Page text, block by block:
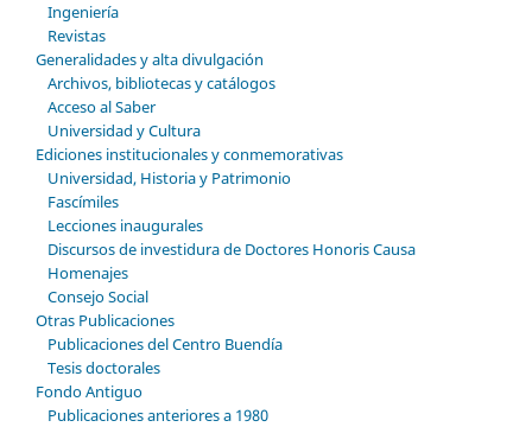
Ingeniería
Revistas
Generalidades y alta divulgación
Archivos, bibliotecas y catálogos
Acceso al Saber
Universidad y Cultura
Ediciones institucionales y conmemorativas
Universidad, Historia y Patrimonio
Fascímiles
Lecciones inaugurales
Discursos de investidura de Doctores Honoris Causa
Homenajes
Consejo Social
Otras Publicaciones
Publicaciones del Centro Buendía
Tesis doctorales
Fondo Antiguo
Publicaciones anteriores a 1980